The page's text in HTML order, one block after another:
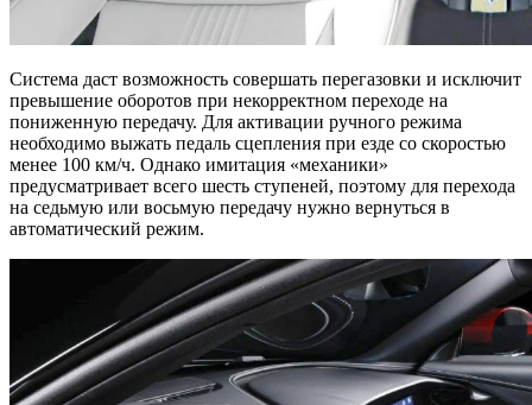
Система даст возможность совершать перегазовки и исключит
превышение оборотов при некорректном переходе на
пониженную передачу. Для активации ручного режима
необходимо выжать педаль сцепления при езде со скоростью
менее 100 км/ч. Однако имитация «механики»
предусматривает всего шесть ступеней, поэтому для перехода
на седьмую или восьмую передачу нужно вернуться в
автоматический режим.